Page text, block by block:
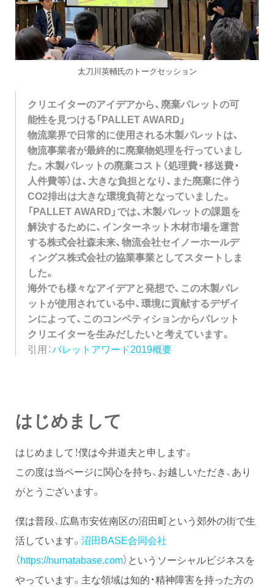
太刀川英輔氏のトークセッション
クリエイターのアイデアから、廃棄パレットの可
能性を見つける「PALLET AWARD」
物流業界で日常的に使用される木製パレットは、
物流事業者が最終的に廃棄物処理を行っていまし
た。木製パレットの廃棄コスト（処理費・移送費・
人件費等）は、大きな負担となり、また廃棄に伴う
CO2排出は大きな環境負荷となっていました。
「PALLET AWARD」では、木製パレットの課題を
解決するために、インターネット木材市場を運営
する株式会社森未来、物流会社セイノーホールデ
ィングス株式会社の協業事業としてスタートしま
した。
海外でも様々なアイデアと発想で、この木製パレ
ットが使用されている中、環境に貢献するデザイ
ンによって、このコンペティションからパレット
クリエイターを生みだしたいと考えています。
引用：パレットアワード2019概要
はじめまして
はじめまして！僕は今井道夫と申します。
この度は当ページに関心を持ち、お越しいただき、あり
がとうございます。
僕は普段、広島市安佐南区の沼田町という郊外の街で生
活しています。 沼田BASE合同会社
（https://numatabase.com）というソーシャルビジネスを
やっています。主な領域は知的・精神障害を持った方の